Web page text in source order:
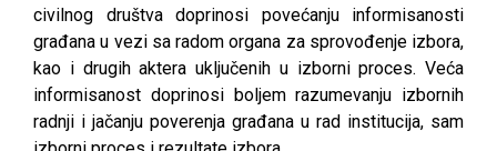
civilnog društva doprinosi povećanju informisanosti
građana u vezi sa radom organa za sprovođenje izbora,
kao i drugih aktera uključenih u izborni proces. Veća
informisanost doprinosi boljem razumevanju izbornih
radnji i jačanju poverenja građana u rad institucija, sam